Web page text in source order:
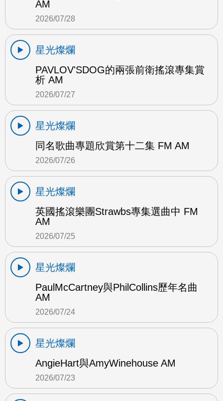
AM
2026/07/28
星光燦爛
PAVLOV'SDOG的兩張前衛搖滾專集賞
析 AM
2026/07/27
星光燦爛
同名歌曲專題欣賞第十二集 FM AM
2026/07/26
星光燦爛
英國搖滾樂團Strawbs專集選曲中 FM
AM
2026/07/25
星光燦爛
PaulMcCartney與PhilCollins歷年名曲
AM
2026/07/24
星光燦爛
AngieHart與AmyWinehouse AM
2026/07/23